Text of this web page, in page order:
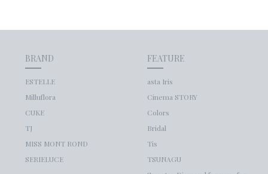
BRAND
ESTELLE
Milluflora
CUKE
TJ
MISS MONT ROND
SERIELUCE
FEATURE
asta Iris
Cinema STORY
Colors
Bridal
Tis
TSUNAGU